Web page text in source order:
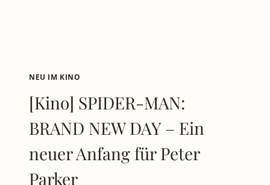
NEU IM KINO
[Kino] SPIDER-MAN:
BRAND NEW DAY – Ein
neuer Anfang für Peter
Parker